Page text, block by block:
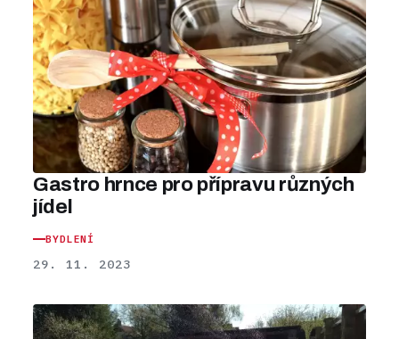
Gastro hrnce pro přípravu různých
jídel
BYDLENÍ
29. 11. 2023